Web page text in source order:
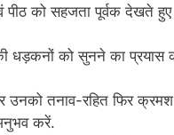
को सहजता पूर्वक देखते
धड़कनों को सुनने का प्रयास
तनाव-रहित फिर
करें.